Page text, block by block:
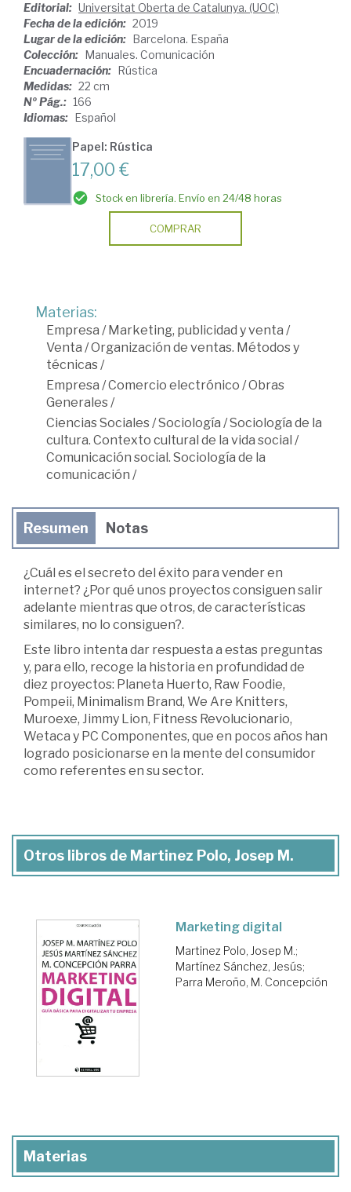
Editorial: Universitat Oberta de Catalunya. (UOC)
Fecha de la edición: 2019
Lugar de la edición: Barcelona. España
Colección: Manuales. Comunicación
Encuadernación: Rústica
Medidas: 22 cm
Nº Pág.: 166
Idiomas: Español
Papel: Rústica
17,00 €
Stock en librería. Envío en 24/48 horas
COMPRAR
Materias:
Empresa /Marketing, publicidad y venta /
Venta /Organización de ventas. Métodos y
técnicas/
Empresa /Comercio electrónico /Obras
Generales/
Ciencias Sociales/Sociología /Sociología de la
cultura. Contexto cultural de la vida social /
Comunicación social. Sociología de la
comunicación /
Resumen Notas
¿Cuál es el secreto del éxito para vender en
internet? ¿Por qué unos proyectos consiguen salir
adelante mientras que otros, de características
similares, no lo consiguen?.
Este libro intenta dar respuesta a estas preguntas
y, para ello, recoge la historia en profundidad de
diez proyectos: Planeta Huerto, Raw Foodie,
Pompeii, Minimalism Brand, We Are Knitters,
Muroexe, Jimmy Lion, Fitness Revolucionario,
Wetaca y PC Componentes, que en pocos años han
logrado posicionarse en la mente del consumidor
como referentes en su sector.
Otros libros de Martinez Polo, Josep M.
Marketing digital
Martinez Polo, Josep M.;
Martínez Sánchez, Jesús;
Parra Meroño, M. Concepción
Materias